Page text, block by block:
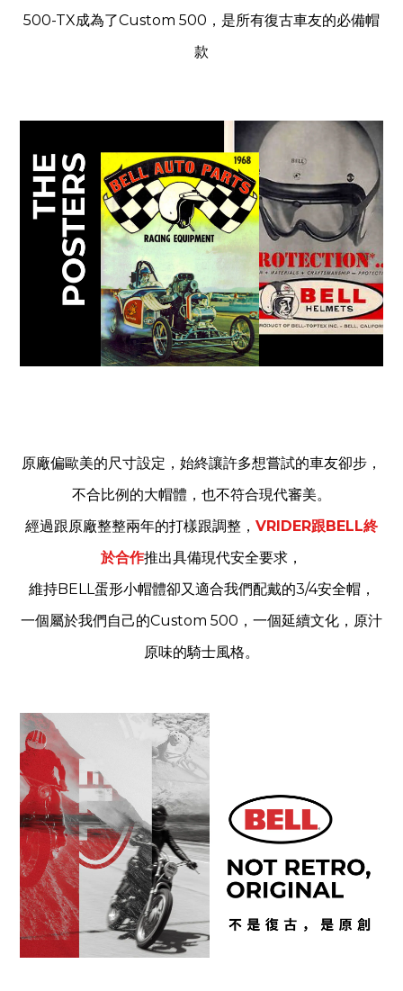
500-TX成為了Custom 500，是所有復古車友的必備帽
款
原廠偏歐美的尺寸設定，始終讓許多想嘗試的車友卻步，
不合比例的大帽體，也不符合現代審美。
經過跟原廠整整兩年的打樣跟調整， VRIDER跟BELL終
於合作推出具備現代安全要求，
維持BELL蛋形小帽體卻又適合我們配戴的3/4安全帽，
一個屬於我們自己的Custom 500，一個延續文化，原汁
原味的騎士風格。